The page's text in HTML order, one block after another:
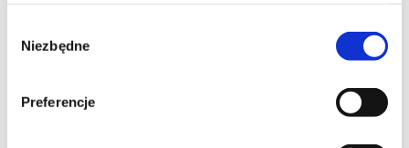
zgody
Niezbędne
Preferencje